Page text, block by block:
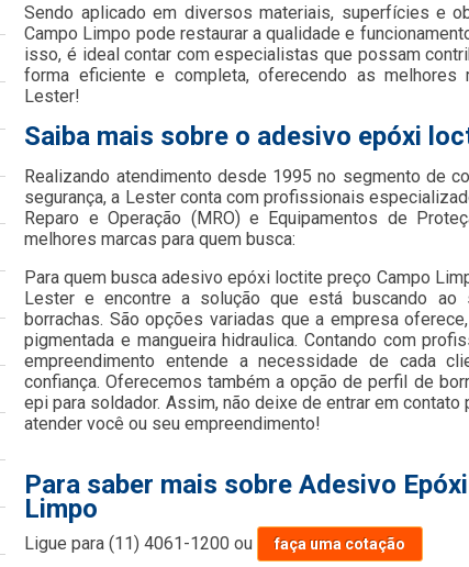
Sendo aplicado em diversos materiais, superfícies e
Campo Limpo pode restaurar a qualidade e
isso, é ideal contar com especialistas que possam
forma eficiente e completa, oferecendo as
Lester!
Saiba mais sobre o adesivo epóxi
Realizando atendimento desde 1995 no segmento de
segurança, a Lester conta com profissionais
Reparo e Operação (MRO) e Equipamentos de
melhores marcas para quem busca:
Para quem busca adesivo epóxi loctite preço Campo
Lester e encontre a solução que está buscando
borrachas. São opções variadas que a empresa
pigmentada e mangueira hidraulica. Contando com
empreendimento entende a necessidade de cada
confiança. Oferecemos também a opção de perfil de
epi para soldador. Assim, não deixe de entrar em
atender você ou seu empreendimento!
Para saber mais sobre Adesivo
Limpo
Ligue para(11) 4061-1200 ou faça uma cotação